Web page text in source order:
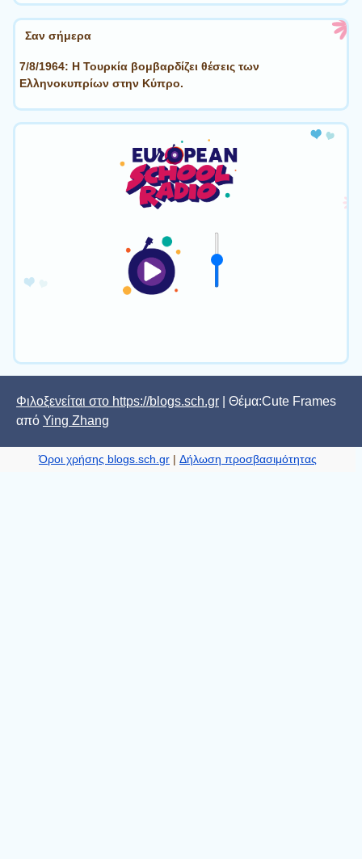
Σαν σήμερα
7/8/1964: Η Τουρκία βομβαρδίζει θέσεις των
Ελληνοκυπρίων στην Κύπρο.
Φιλοξενείται στο https://blogs.sch.gr | Θέμα:Cute Frames
από Ying Zhang
Όροι χρήσης blogs.sch.gr |Δήλωση προσβασιμότητας